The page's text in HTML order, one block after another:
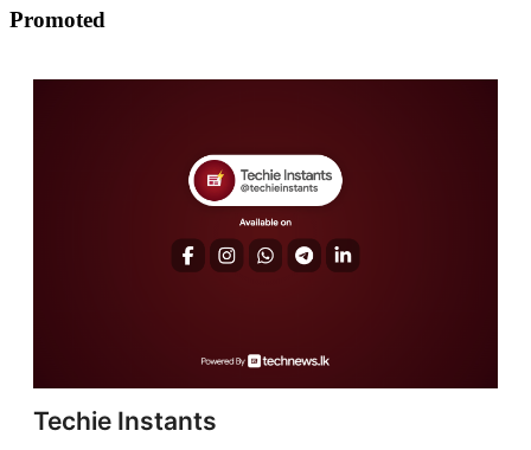
Promoted
Techie Instants